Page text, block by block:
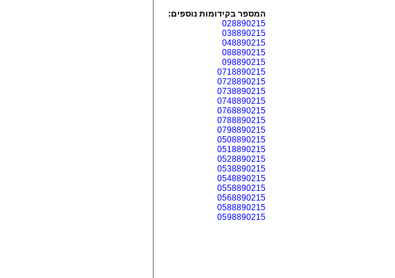
המספר בקידומות נוספים:
028890215
038890215
048890215
088890215
098890215
0718890215
0728890215
0738890215
0748890215
0768890215
0788890215
0798890215
0508890215
0518890215
0528890215
0538890215
0548890215
0558890215
0568890215
0588890215
0598890215